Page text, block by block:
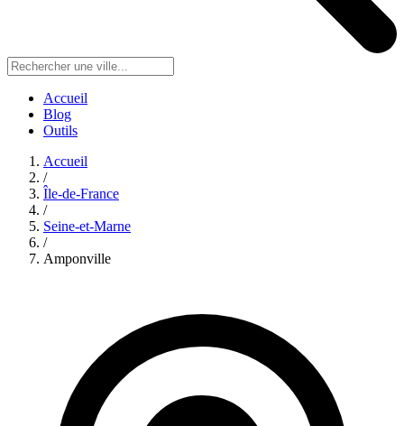
Accueil
Blog
Outils
Accueil
/
Île-de-France
/
Seine-et-Marne
/
Amponville